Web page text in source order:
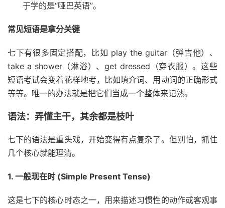
于学的是“哑巴英语”。
常见短语是拿分关键
七下有很多固定搭配，比如 play the guitar（弹吉他）、
take a shower（淋浴）、get dressed（穿衣服）。这些
短语考试会变着花样地考，比如填介词、用动词的正确形式
等等。唯一的办法就是把它们当成一个整体来记熟。
语法：弄懂主干，其余都是枝叶
七下的语法是重头戏，开始变得有点复杂了。但别怕，抓住
几个核心就能理清。
1. 一般现在时 (Simple Present Tense)
这是七下的核心时态之一，用来描述习惯性的动作或客观事